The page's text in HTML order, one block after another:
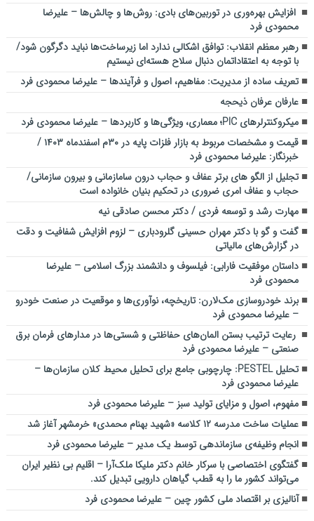
افزایش بهره‌وری در توربین‌های بادی: روش‌ها و چالش‌ها – علیرضا
محمودی فرد
رهبر معظم انقلاب: توافق اشکالی ندارد اما زیرساخت‌ها نباید دگرگون شود/
با توجه به اعتقاداتمان دنبال سلاح هسته‌ای نیستیم
تعریف ساده از مدیریت: مفاهیم، اصول و فرآیندها – علیرضا محمودی فرد
عارفان عرفان ذیحجه
میکروکنترلرهای PIC؛ معماری، ویژگی‌ها و کاربردها – علیرضا محمودی فرد
قیمت و مشخصات مربوط به بازار فلزات پایه در ۳۰م اسفندماه ۱۴۰۳ /
خبرنگار: علیرضا محمودی فرد
تجلیل از الگو های برتر عفاف و حجاب درون سامازمانی و بیرون سازمانی/
حجاب و عفاف امری ضروری در تحکیم بنیان خانواده است
مهارت رشد و توسعه فردی / دکتر محسن صادقی نیه
گفت و گو با دکتر مهران حسینی گلرودباری – لزوم افزایش شفافیت و دقت
در گزارش‌های مالیاتی
داستان موفقیت فارابی: فیلسوف و دانشمند بزرگ اسلامی – علیرضا
محمودی فرد
برند خودروسازی مک‌لارن: تاریخچه، نوآوری‌ها و موقعیت در صنعت خودرو
– علیرضا محمودی فرد
رعایت ترتیب بستن المان‌های حفاظتی و شستی‌ها در مدارهای فرمان برق
صنعتی – علیرضا محمودی فرد
تحلیل PESTEL: چارچوبی جامع برای تحلیل محیط کلان سازمان‌ها –
علیرضا محمودی فرد
مفهوم، اصول و مزایای تولید سبز – علیرضا محمودی فرد
عملیات ساخت مدرسه ۱۲ کلاسه «شهید بهنام محمدی» خرمشهر آغاز شد
انجام وظیفه‌ی سازماندهی توسط یک مدیر – علیرضا محمودی فرد
گفتگوی اختصاصی با سرکار خانم دکتر ملیکا ملک‌آرا – اقلیم بی نظیر ایران
می‌تواند کشور ما را به قطب گیاهان دارویی تبدیل کند.
آنالیزی بر اقتصاد ملی کشور چین – علیرضا محمودی فرد